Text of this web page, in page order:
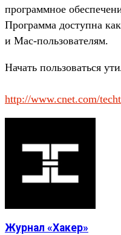
программное
Программа доступна
и Mac-пользователям.
Начать пользоваться
http://www.cnet.com/
Журнал «Хакер»